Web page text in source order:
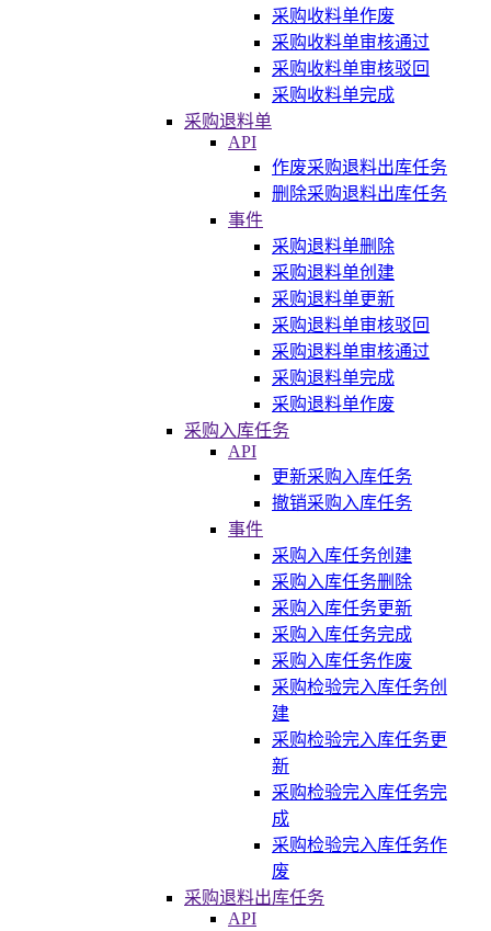
采购收料单作废
采购收料单审核通过
采购收料单审核驳回
采购收料单完成
采购退料单
API
作废采购退料出库任务
删除采购退料出库任务
事件
采购退料单删除
采购退料单创建
采购退料单更新
采购退料单审核驳回
采购退料单审核通过
采购退料单完成
采购退料单作废
采购入库任务
API
更新采购入库任务
撤销采购入库任务
事件
采购入库任务创建
采购入库任务删除
采购入库任务更新
采购入库任务完成
采购入库任务作废
采购检验完入库任务创
建
采购检验完入库任务更
新
采购检验完入库任务完
成
采购检验完入库任务作
废
采购退料出库任务
API